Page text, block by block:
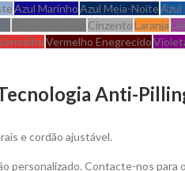
Azul MarinhoAzul Meia-NoiteAzul
CinzentoLaranja
Vermelho Enegrecido
Anti-
e cordão ajustável.
personalizado. Contacte-nos